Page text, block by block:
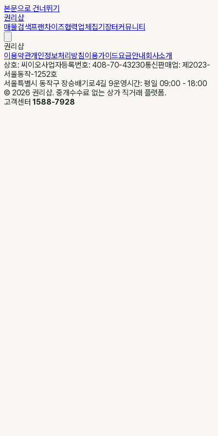
본문으로 건너뛰기
권리샵
매물검색프랜차이즈협력업체집기장터커뮤니티
권리샵
이용약관개인정보처리방침이용가이드요금안내회사소개
상호: 씨이오사업자등록번호: 408-70-43230통신판매업: 제2023-
서울동작-1252호
서울특별시 동작구 장승배기로4길 9운영시간: 평일 09:00 - 18:00
© 2026 권리샵. 중개수수료 없는 상가 직거래 플랫폼.
고객센터1588-7928